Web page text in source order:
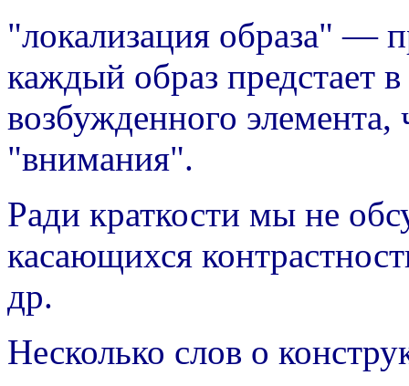
"локализация образа" —
каждый образ предстает
возбужденного элемента,
"внимания".
Ради краткости мы не
касающихся
др.
Несколько слов о